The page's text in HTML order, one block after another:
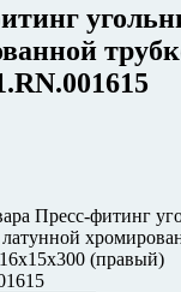
Пресс-фитинг
(правый)